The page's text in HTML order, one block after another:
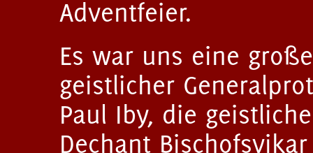
Adventfeier.
Es war uns eine
geistlicher
Paul Iby, die
Dechant